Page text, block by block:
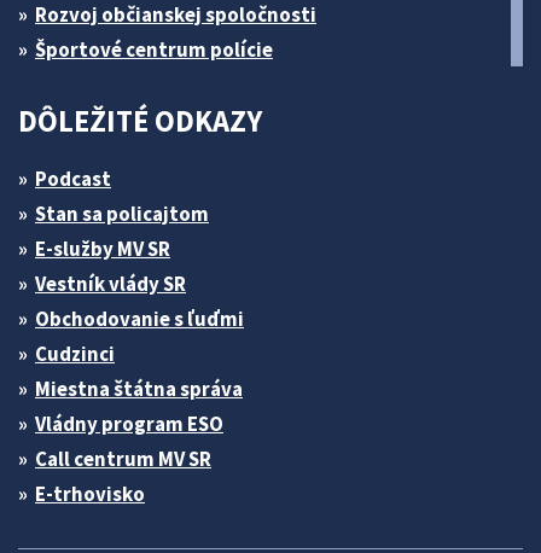
Rozvoj občianskej spoločnosti
Športové centrum polície
DÔLEŽITÉ ODKAZY
Podcast
Stan sa policajtom
E-služby MV SR
Vestník vlády SR
Obchodovanie s ľuďmi
Cudzinci
Miestna štátna správa
Vládny program ESO
Call centrum MV SR
E-trhovisko